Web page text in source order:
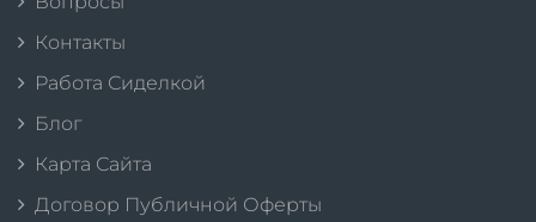
Контакты
Работа Сиделкой
Блог
Карта Сайта
Договор Публичной Оферты